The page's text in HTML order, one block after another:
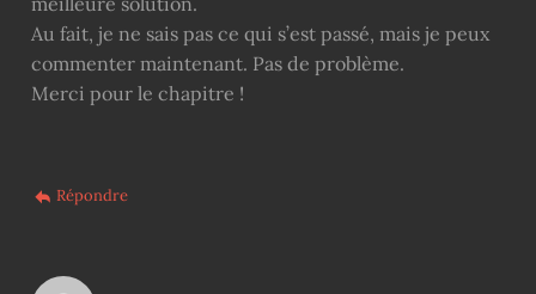
Au fait, je ne sais pas ce qui s’est passé, mais je peux
commenter maintenant. Pas de problème.
Merci pour le chapitre !
Répondre